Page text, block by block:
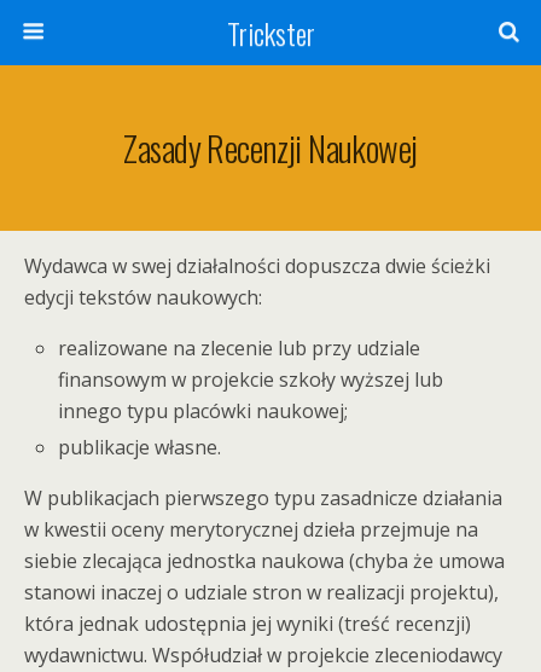
Trickster
Zasady Recenzji Naukowej
Wydawca w swej działalności dopuszcza dwie ścieżki
edycji tekstów naukowych:
realizowane na zlecenie lub przy udziale
finansowym w projekcie szkoły wyższej lub
innego typu placówki naukowej;
publikacje własne.
W publikacjach pierwszego typu zasadnicze działania
w kwestii oceny merytorycznej dzieła przejmuje na
siebie zlecająca jednostka naukowa (chyba że umowa
stanowi inaczej o udziale stron w realizacji projektu),
która jednak udostępnia jej wyniki (treść recenzji)
wydawnictwu. Współudział w projekcie zleceniodawcy